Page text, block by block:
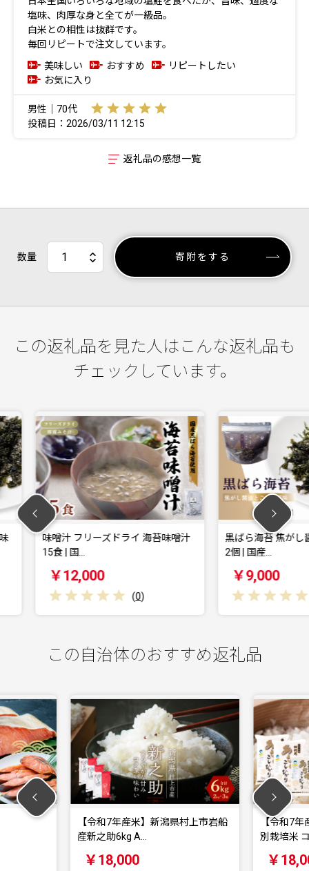
塩味、肉厚な身と全てが一級品。
白米との相性は抜群です。
毎回リピートで注文しています。
美味しい
おすすめ
リピートしたい
お気に入り
男性｜70代
投稿日：2026/03/11 12:15
返礼品の感想一覧
数量 寄附をする
この返礼品を見た人はこんな返礼品も
チェックしています。
海苔味噌汁
黒ばら海苔 焦がし醤油 ごま油風味
￥9,000
味噌汁
この自治体のおすすめ返礼品
米】新潟県村上市岩船
【令和7年産米】新潟県村上市産 特
別栽培米 コシヒ…